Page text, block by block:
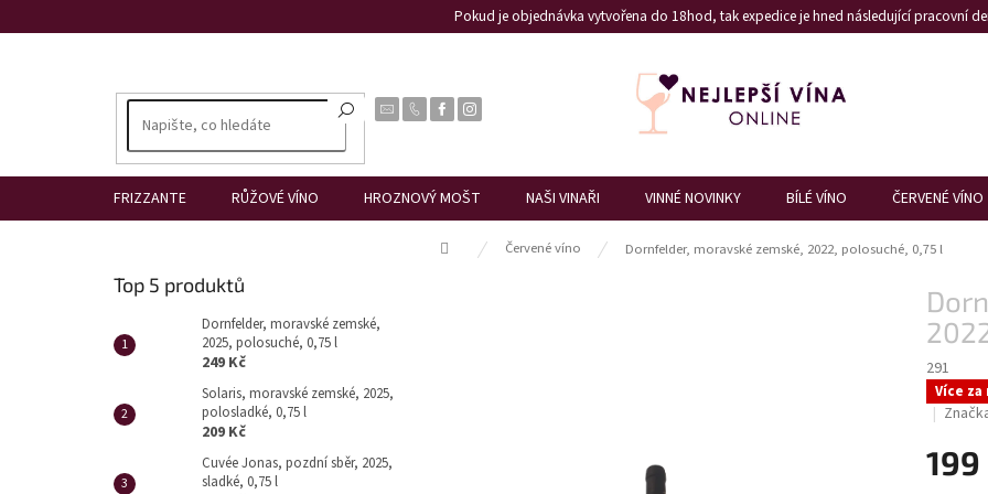
na
Pokud je objednávka vytvořena do 18hod, tak expedice je hned následující pracovní
FRIZZANTE RŮŽOVÉ VÍNO HROZNOVÝ MOŠT NAŠI VINAŘI VINNÉ NOVINKY BÍLÉ VÍNO ČERVENÉ VÍNO
Domů Červené víno Dornfelder, moravské zemské, 2022, polosuché, 0,75 l
Top 5 produktů
Dornfelder, moravské zemské,
2025, polosuché, 0,75 l
249 Kč
Solaris, moravské zemské, 2025,
polosladké, 0,75 l
209 Kč
Cuvée Jonas, pozdní sběr, 2025,
sladké, 0,75 l
291
Více za
199